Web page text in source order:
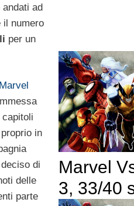
ad
il numero
per un
Marvel
in
deciso di
delle
parte
Marvel
3, 33/40